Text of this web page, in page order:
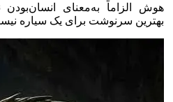
هوش الزاماً به‌معنای انسان‌بودن
بهترین سرنوشت برای یک سیاره